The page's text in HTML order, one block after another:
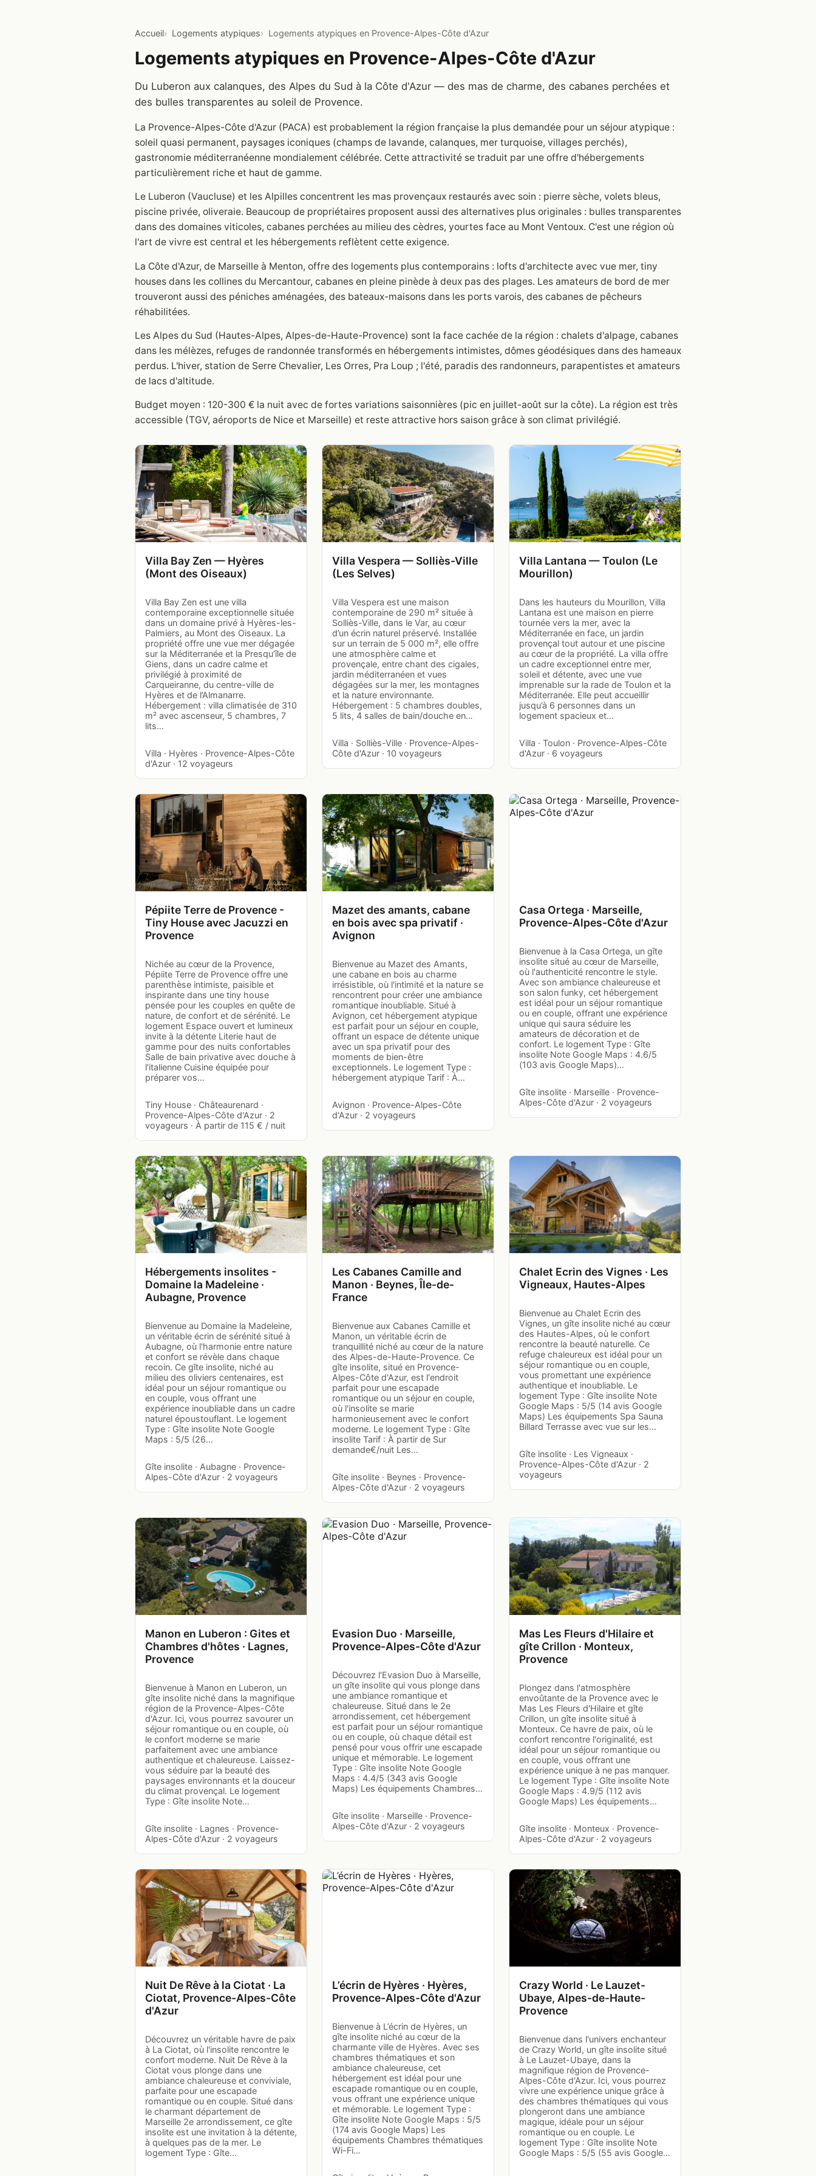
Accueil Logements atypiques Logements atypiques en Provence-Alpes-Côte d'Azur
Logements atypiques en Provence-Alpes-Côte d'Azur
Du Luberon aux calanques, des Alpes du Sud à la Côte d'Azur — des mas de charme, des cabanes perchées et
des bulles transparentes au soleil de Provence.
La Provence-Alpes-Côte d'Azur (PACA) est probablement la région française la plus demandée pour un séjour atypique :
soleil quasi permanent, paysages iconiques (champs de lavande, calanques, mer turquoise, villages perchés),
gastronomie méditerranéenne mondialement célébrée. Cette attractivité se traduit par une offre d'hébergements
particulièrement riche et haut de gamme.
Le Luberon (Vaucluse) et les Alpilles concentrent les mas provençaux restaurés avec soin : pierre sèche, volets bleus,
piscine privée, oliveraie. Beaucoup de propriétaires proposent aussi des alternatives plus originales : bulles transparentes
dans des domaines viticoles, cabanes perchées au milieu des cèdres, yourtes face au Mont Ventoux. C'est une région où
l'art de vivre est central et les hébergements reflètent cette exigence.
La Côte d'Azur, de Marseille à Menton, offre des logements plus contemporains : lofts d'architecte avec vue mer, tiny
houses dans les collines du Mercantour, cabanes en pleine pinède à deux pas des plages. Les amateurs de bord de mer
trouveront aussi des péniches aménagées, des bateaux-maisons dans les ports varois, des cabanes de pêcheurs
réhabilitées.
Les Alpes du Sud (Hautes-Alpes, Alpes-de-Haute-Provence) sont la face cachée de la région : chalets d'alpage, cabanes
dans les mélèzes, refuges de randonnée transformés en hébergements intimistes, dômes géodésiques dans des hameaux
perdus. L'hiver, station de Serre Chevalier, Les Orres, Pra Loup ; l'été, paradis des randonneurs, parapentistes et amateurs
de lacs d'altitude.
Budget moyen : 120-300 € la nuit avec de fortes variations saisonnières (pic en juillet-août sur la côte). La région est très
accessible (TGV, aéroports de Nice et Marseille) et reste attractive hors saison grâce à son climat privilégié.
Villa Bay Zen — Hyères
(Mont des Oiseaux)
Villa Bay Zen est une villa
contemporaine exceptionnelle située
dans un domaine privé à Hyères-les-
Palmiers, au Mont des Oiseaux. La
propriété offre une vue mer dégagée
sur la Méditerranée et la Presqu’île de
Giens, dans un cadre calme et
privilégié à proximité de
Carqueiranne, du centre-ville de
Hyères et de l’Almanarre.
Hébergement : villa climatisée de 310
m² avec ascenseur, 5 chambres, 7
lits…
Villa · Hyères · Provence-Alpes-Côte
d'Azur · 12 voyageurs
Villa Vespera — Solliès-Ville
(Les Selves)
Villa Vespera est une maison
contemporaine de 290 m² située à
Solliès-Ville, dans le Var, au cœur
d’un écrin naturel préservé. Installée
sur un terrain de 5 000 m², elle offre
une atmosphère calme et
provençale, entre chant des cigales,
jardin méditerranéen et vues
dégagées sur la mer, les montagnes
et la nature environnante.
Hébergement : 5 chambres doubles,
5 lits, 4 salles de bain/douche en…
Villa · Solliès-Ville · Provence-Alpes-
Côte d'Azur · 10 voyageurs
Villa Lantana — Toulon (Le
Mourillon)
Dans les hauteurs du Mourillon, Villa
Lantana est une maison en pierre
tournée vers la mer, avec la
Méditerranée en face, un jardin
provençal tout autour et une piscine
au cœur de la propriété. La villa offre
un cadre exceptionnel entre mer,
soleil et détente, avec une vue
imprenable sur la rade de Toulon et la
Méditerranée. Elle peut accueillir
jusqu’à 6 personnes dans un
logement spacieux et…
Villa · Toulon · Provence-Alpes-Côte
d'Azur · 6 voyageurs
Pépiite Terre de Provence -
Tiny House avec Jacuzzi en
Provence
Nichée au cœur de la Provence,
Pépiite Terre de Provence offre une
parenthèse intimiste, paisible et
inspirante dans une tiny house
pensée pour les couples en quête de
nature, de confort et de sérénité. Le
logement Espace ouvert et lumineux
invite à la détente Literie haut de
gamme pour des nuits confortables
Salle de bain privative avec douche à
l'italienne Cuisine équipée pour
préparer vos…
Tiny House · Châteaurenard ·
Provence-Alpes-Côte d'Azur · 2
voyageurs · À partir de 115 € / nuit
Mazet des amants, cabane
en bois avec spa privatif ·
Avignon
Bienvenue au Mazet des Amants,
une cabane en bois au charme
irrésistible, où l'intimité et la nature se
rencontrent pour créer une ambiance
romantique inoubliable. Situé à
Avignon, cet hébergement atypique
est parfait pour un séjour en couple,
offrant un espace de détente unique
avec un spa privatif pour des
moments de bien-être
exceptionnels. Le logement Type :
hébergement atypique Tarif : À…
Avignon · Provence-Alpes-Côte
d'Azur · 2 voyageurs
Casa Ortega · Marseille,
Provence-Alpes-Côte d'Azur
Bienvenue à la Casa Ortega, un gîte
insolite situé au cœur de Marseille,
où l'authenticité rencontre le style.
Avec son ambiance chaleureuse et
son salon funky, cet hébergement
est idéal pour un séjour romantique
ou en couple, offrant une expérience
unique qui saura séduire les
amateurs de décoration et de
confort. Le logement Type : Gîte
insolite Note Google Maps : 4.6/5
(103 avis Google Maps)…
Gîte insolite · Marseille · Provence-
Alpes-Côte d'Azur · 2 voyageurs
Hébergements insolites -
Domaine la Madeleine ·
Aubagne, Provence
Bienvenue au Domaine la Madeleine,
un véritable écrin de sérénité situé à
Aubagne, où l'harmonie entre nature
et confort se révèle dans chaque
recoin. Ce gîte insolite, niché au
milieu des oliviers centenaires, est
idéal pour un séjour romantique ou
en couple, vous offrant une
expérience inoubliable dans un cadre
naturel époustouflant. Le logement
Type : Gîte insolite Note Google
Maps : 5/5 (26…
Gîte insolite · Aubagne · Provence-
Alpes-Côte d'Azur · 2 voyageurs
Les Cabanes Camille and
Manon · Beynes, Île-de-
France
Bienvenue aux Cabanes Camille et
Manon, un véritable écrin de
tranquillité niché au cœur de la nature
des Alpes-de-Haute-Provence. Ce
gîte insolite, situé en Provence-
Alpes-Côte d'Azur, est l'endroit
parfait pour une escapade
romantique ou un séjour en couple,
où l'insolite se marie
harmonieusement avec le confort
moderne. Le logement Type : Gîte
insolite Tarif : À partir de Sur
demande€/nuit Les…
Gîte insolite · Beynes · Provence-
Alpes-Côte d'Azur · 2 voyageurs
Chalet Ecrin des Vignes · Les
Vigneaux, Hautes-Alpes
Bienvenue au Chalet Ecrin des
Vignes, un gîte insolite niché au cœur
des Hautes-Alpes, où le confort
rencontre la beauté naturelle. Ce
refuge chaleureux est idéal pour un
séjour romantique ou en couple,
vous promettant une expérience
authentique et inoubliable. Le
logement Type : Gîte insolite Note
Google Maps : 5/5 (14 avis Google
Maps) Les équipements Spa Sauna
Billard Terrasse avec vue sur les…
Gîte insolite · Les Vigneaux ·
Provence-Alpes-Côte d'Azur · 2
voyageurs
Manon en Luberon : Gites et
Chambres d'hôtes · Lagnes,
Provence
Bienvenue à Manon en Luberon, un
gîte insolite niché dans la magnifique
région de la Provence-Alpes-Côte
d'Azur. Ici, vous pourrez savourer un
séjour romantique ou en couple, où
le confort moderne se marie
parfaitement avec une ambiance
authentique et chaleureuse. Laissez-
vous séduire par la beauté des
paysages environnants et la douceur
du climat provençal. Le logement
Type : Gîte insolite Note…
Gîte insolite · Lagnes · Provence-
Alpes-Côte d'Azur · 2 voyageurs
Evasion Duo · Marseille,
Provence-Alpes-Côte d'Azur
Découvrez l'Evasion Duo à Marseille,
un gîte insolite qui vous plonge dans
une ambiance romantique et
chaleureuse. Situé dans le 2e
arrondissement, cet hébergement
est parfait pour un séjour romantique
ou en couple, où chaque détail est
pensé pour vous offrir une escapade
unique et mémorable. Le logement
Type : Gîte insolite Note Google
Maps : 4.4/5 (343 avis Google
Maps) Les équipements Chambres…
Gîte insolite · Marseille · Provence-
Alpes-Côte d'Azur · 2 voyageurs
Mas Les Fleurs d'Hilaire et
gîte Crillon · Monteux,
Provence
Plongez dans l'atmosphère
envoûtante de la Provence avec le
Mas Les Fleurs d'Hilaire et gîte
Crillon, un gîte insolite situé à
Monteux. Ce havre de paix, où le
confort rencontre l'originalité, est
idéal pour un séjour romantique ou
en couple, vous offrant une
expérience unique à ne pas manquer.
Le logement Type : Gîte insolite Note
Google Maps : 4.9/5 (112 avis
Google Maps) Les équipements…
Gîte insolite · Monteux · Provence-
Alpes-Côte d'Azur · 2 voyageurs
Nuit De Rêve à la Ciotat · La
Ciotat, Provence-Alpes-Côte
d'Azur
Découvrez un véritable havre de paix
à La Ciotat, où l'insolite rencontre le
confort moderne. Nuit De Rêve à la
Ciotat vous plonge dans une
ambiance chaleureuse et conviviale,
parfaite pour une escapade
romantique ou en couple. Situé dans
le charmant département de
Marseille 2e arrondissement, ce gîte
insolite est une invitation à la détente,
à quelques pas de la mer. Le
logement Type : Gîte…
L’écrin de Hyères · Hyères,
Provence-Alpes-Côte d'Azur
Bienvenue à L’écrin de Hyères, un
gîte insolite niché au cœur de la
charmante ville de Hyères. Avec ses
chambres thématiques et son
ambiance chaleureuse, cet
hébergement est idéal pour une
escapade romantique ou en couple,
vous offrant une expérience unique
et mémorable. Le logement Type :
Gîte insolite Note Google Maps : 5/5
(174 avis Google Maps) Les
équipements Chambres thématiques
Wi-Fi…
Crazy World · Le Lauzet-
Ubaye, Alpes-de-Haute-
Provence
Bienvenue dans l'univers enchanteur
de Crazy World, un gîte insolite situé
à Le Lauzet-Ubaye, dans la
magnifique région de Provence-
Alpes-Côte d'Azur. Ici, vous pourrez
vivre une expérience unique grâce à
des chambres thématiques qui vous
plongeront dans une ambiance
magique, idéale pour un séjour
romantique ou en couple. Le
logement Type : Gîte insolite Note
Google Maps : 5/5 (55 avis Google…